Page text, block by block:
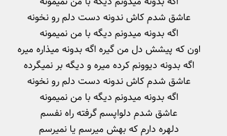
عاشق شدم کاش ندونه دست دلم رو نخونه
اگه بدونه میدونم دیگه با من نمیمونه
اون که پیشش دل من گیره اگه بدونه میذاره میره
اگه بدونه دیوونم کرده میره و دیگه بر نمیگرده
عاشق شدم کاش ندونه دست دلم رو نخونه
اگه بدونه میدونم دیگه با من نمیمونه
عاشق شدم دلواپسم گرفته راه نفسم
دلهره دارم که بهش میرسم یا نمیرسم